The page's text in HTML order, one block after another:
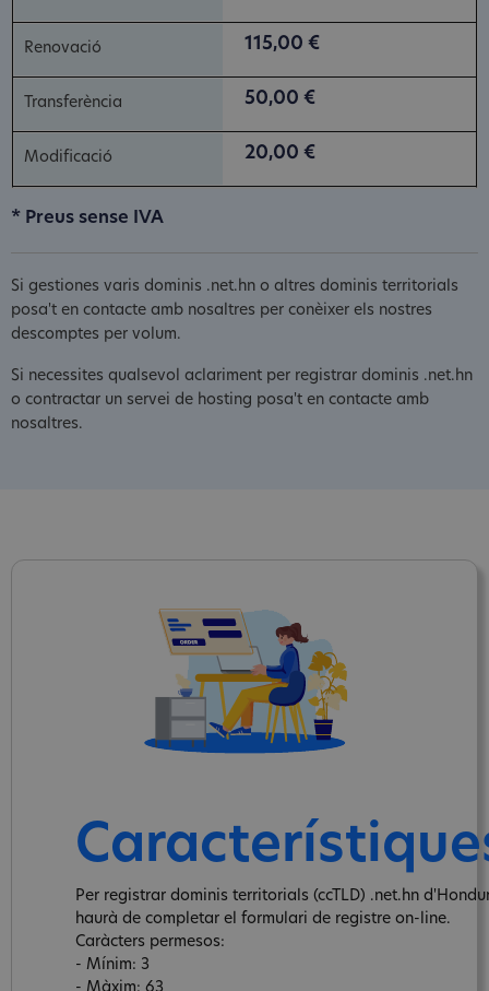
115,00 €
50,00 €
20,00 €
* Preus sense IVA
Si gestiones varis dominis .net.hn o altres dominis territorials
posa't en contacte amb nosaltres per conèixer els nostres
descomptes per volum.
Si necessites qualsevol aclariment per registrar dominis .net.hn
o contractar un servei de hosting posa't en contacte amb
nosaltres.
Per registrar dominis territorials (ccTLD) .net.hn
haurà de completar el formulari de registre on-line.
Caràcters permesos:
- Mínim: 3